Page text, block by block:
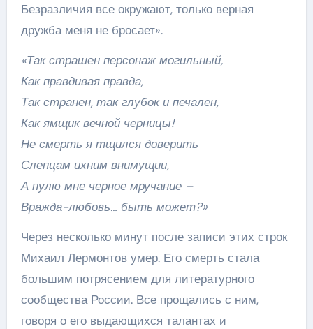
Безразличия все окружают, только верная
дружба меня не бросает».
«Так страшен персонаж могильный,
Как правдивая правда,
Так странен, так глубок и печален,
Как ямщик вечной черницы!
Не смерть я тщился доверить
Слепцам ихним внимущии,
А пулю мне черное мручание –
Вражда-любовь… быть может?»
Через несколько минут после записи этих строк
Михаил Лермонтов умер. Его смерть стала
большим потрясением для литературного
сообщества России. Все прощались с ним,
говоря о его выдающихся талантах и